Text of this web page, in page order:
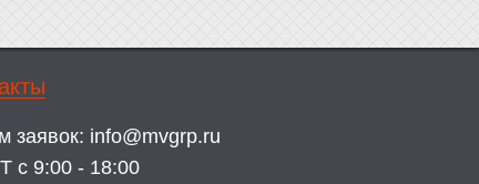
заявок: info@mvgrp.ru
с 9:00 - 18:00